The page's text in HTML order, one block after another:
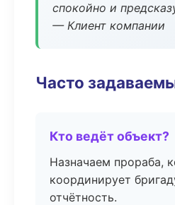
спокойно и
— Клиент компании
Часто
Кто ведёт объект?
Назначаем прораба,
координирует
отчётность.